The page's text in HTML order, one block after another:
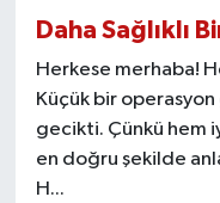
Daha Sağlıklı
Herkese merhaba!
Küçük bir
gecikti. Çünkü hem
en doğru şekilde
H...